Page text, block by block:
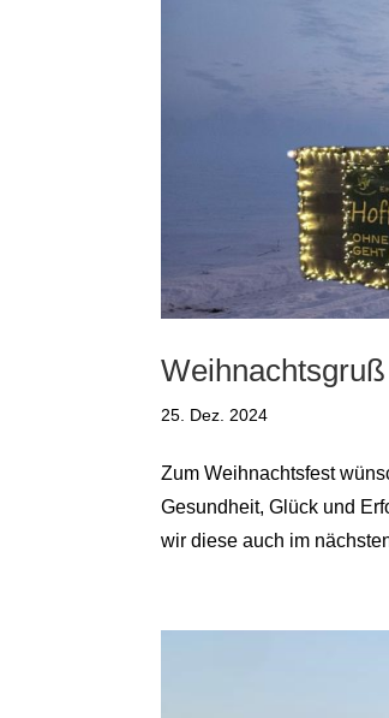
25. Dez. 2024
Zum Weihnachtsfest
Gesundheit, Glück und
wir diese auch im